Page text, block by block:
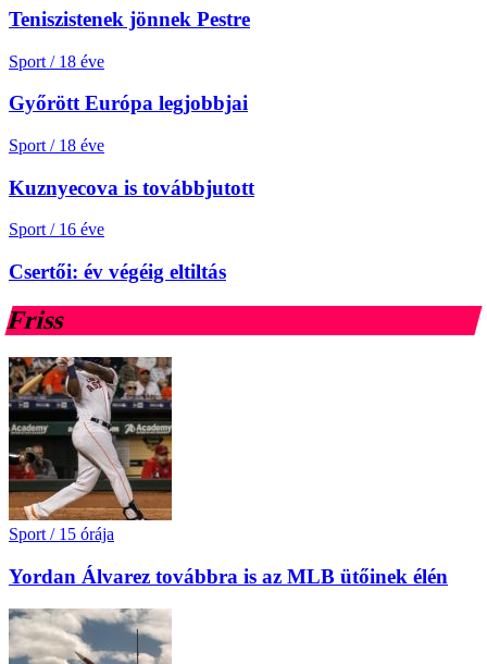
Teniszistenek jönnek Pestre
Sport / 18 éve
Győrött Európa legjobbjai
Sport / 18 éve
Kuznyecova is továbbjutott
Sport / 16 éve
Csertői: év végéig eltiltás
Friss
Sport / 15 órája
Yordan Álvarez továbbra is az MLB ütőinek élén